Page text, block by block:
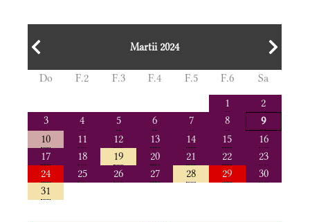
Martii 2024
Do F.2 F.3 F.4 F.5 F.6
Sa
1
2
3
4 5 6 7 8
9
10
11 12 13 14 15
16
17
18 19 20 21 22
23
24
25 26 27 28 29
30
31